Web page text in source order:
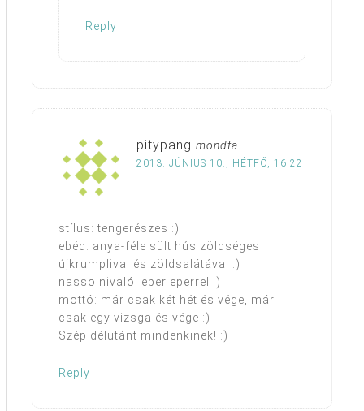
Reply
pitypang mondta
2013. JÚNIUS 10., HÉTFŐ, 16:22
stílus: tengerészes :)
ebéd: anya-féle sült hús zöldséges
újkrumplival és zöldsalátával :)
nassolnivaló: eper eperrel :)
mottó: már csak két hét és vége, már
csak egy vizsga és vége :)
Szép délutánt mindenkinek! :)
Reply